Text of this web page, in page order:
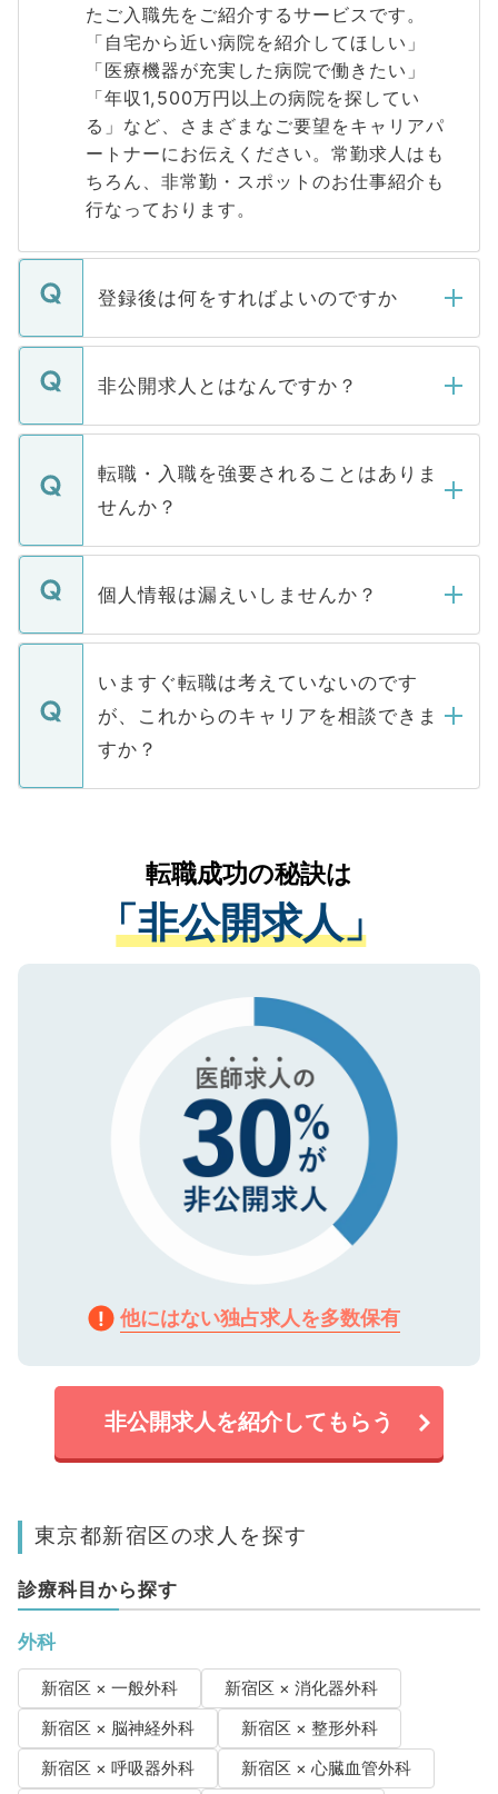
たご入職先をご紹介するサービスです。
「自宅から近い病院を紹介してほしい」
「医療機器が充実した病院で働きたい」
「年収1,500万円以上の病院を探してい
る」など、さまざまなご要望をキャリアパ
ートナーにお伝えください。常勤求人はも
ちろん、非常勤・スポットのお仕事紹介も
行なっております。
登録後は何をすればよいのですか
ご登録いただきましたら、弊社担当者がご
登録内容を確認し、その後メールもしくは
ます。通常、5営業日以内にはご連絡をせて
いただきますので、しばらくお待ちくださ
非公開求人とはなんですか？
マイナビDOCTORで取り扱っている求人の
うち約3割は、Webサイトからご覧いただ
けない「非公開求人」です。非公開求人は
下記の理由によって、一般には公開してい
ません。
■応募殺到を避けるため 人気のある医療機
関を公にしてしまうと、応募が殺到する場
に、医療機関が求める条件に合った人材の
みを人材紹介会社に依頼するケースが増え
ています。
転職・入職を強要されることはありま
せんか？
転職・入職を強要することは一切ありませ
ん。また、仮に応募先から内定をいただい
定を承諾する必要はありません。内定先へ
の辞退の連絡はキャリアパートナーが行い
個人情報は漏えいしませんか？
個人情報が漏えいすることはありませんの
で、ご安心ください。当サイトからの登録
などで収集したご登録者様の個人情報は、
ご本人のキャリアアップおよび転職活動の
支援を目的に使用いたします。お預かりし
ているすべての個人データはご本人の許可
は、個人情報の取り扱いについての厳密な
管理基準を満たした事業者のみに付与され
る、プライバシーマークを取得済みです。
で、機密保持に関してもご安心ください。
いますぐ転職は考えていないのです
が、これからのキャリアを相談できま
すか？
かがいして、現在の医療機関の状況や紹介
経験をまじえながら、適切なアドバイスを
させていただきます。すぐにご転職をされ
ない方には、長期的なサポートが可能です
ので、まずはご登録ください。
転職成功の秘訣は
「非公開求人」
他にはない独占求人を多数保有
非公開求人を紹介してもらう
東京都新宿区の求人を探す
診療科目から探す
外科
新宿区 × 一般外科
新宿区 × 消化器外科
新宿区 × 脳神経外科
新宿区 × 整形外科
新宿区 × 呼吸器外科
新宿区 × 心臓血管外科